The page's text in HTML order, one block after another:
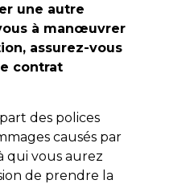
une autre
à manœuvrer
assurez-vous
contrat
des polices
causés par
qui vous aurez
de prendre la